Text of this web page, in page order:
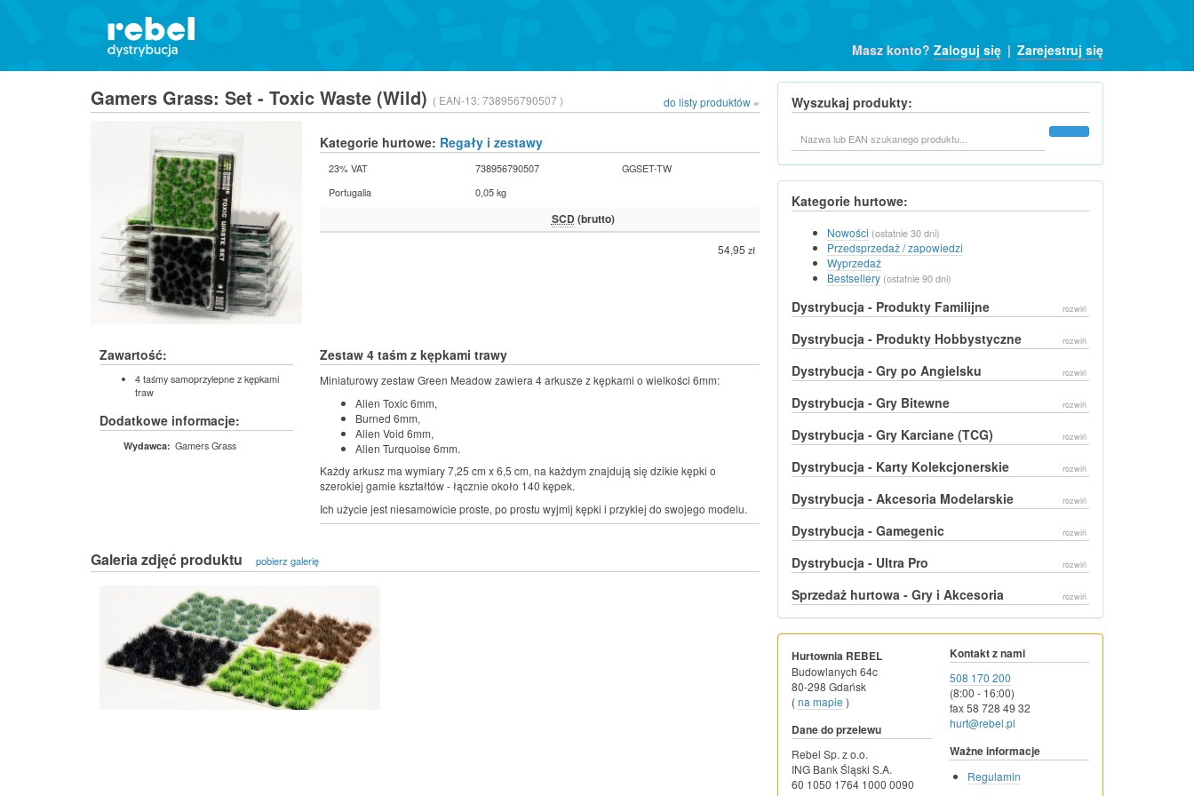
Masz konto? Zaloguj się | Zarejestruj się
Gamers Grass: Set - Toxic Waste (Wild) ( EAN-13:738956790507 ) do listy produktów »
Kategorie hurtowe: Regały i zestawy
23% VAT 738956790507
GGSET-TW
Portugalia
0,05 kg
SCD (brutto)
54,95 zł
Zawartość:
4 taśmy samoprzylepne z kępkami
traw
Dodatkowe informacje:
Wydawca: Gamers Grass
Zestaw 4 taśm z kępkami trawy
Miniaturowy zestaw Green Meadow zawiera 4 arkusze z kępkami o wielkości 6mm:
Alien Toxic 6mm,
Burned 6mm,
Alien Void 6mm,
Alien Turquoise 6mm.
Każdy arkusz ma wymiary 7,25 cm x 6,5 cm, na każdym znajdują się dzikie kępki o
szerokiej gamie kształtów - łącznie około 140 kępek.
Ich użycie jest niesamowicie proste, po prostu wyjmij kępki i przyklej do swojego modelu.
Galeria zdjęć produktu pobierz galerię
Wyszukaj produkty:
Kategorie hurtowe:
Nowości (ostatnie 30 dni)
Przedsprzedaż / zapowiedzi
Wyprzedaż
Bestsellery (ostatnie 90 dni)
Dystrybucja - Produkty Familijne rozwiń
Dystrybucja - Produkty Hobbystyczne rozwiń
Dystrybucja - Gry po Angielsku rozwiń
Dystrybucja - Gry Bitewne rozwiń
Dystrybucja - Gry Karciane (TCG) rozwiń
Dystrybucja - Karty Kolekcjonerskie rozwiń
Dystrybucja - Akcesoria Modelarskie rozwiń
Dystrybucja - Gamegenic rozwiń
Dystrybucja - Ultra Pro rozwiń
Sprzedaż hurtowa - Gry i Akcesoria rozwiń
Hurtownia REBEL
Budowlanych 64c
80-298 Gdańsk
(na mapie )
Dane do przelewu
Rebel Sp. z o.o.
ING Bank Śląski S.A.
60 1050 1764 1000 0090
Kontakt z nami
508 170 200
(8:00 - 16:00)
fax 58 728 49 32
hurt@rebel.pl
Ważne informacje
Regulamin